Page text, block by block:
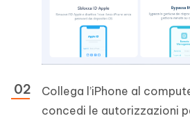
Collega l’iPhone al
concedi le autorizzazioni